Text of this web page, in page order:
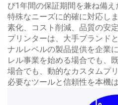
び1年間の保証期間を兼ね備
特殊なニーズに的確に対応し
素化、コスト削減、品質の安
プリンターは、大手ブランド
ナルレベルの製品提供を企業
レル事業を始める場合でも、
場合でも、動的なカスタムプ
必要なツールと信頼性を本機